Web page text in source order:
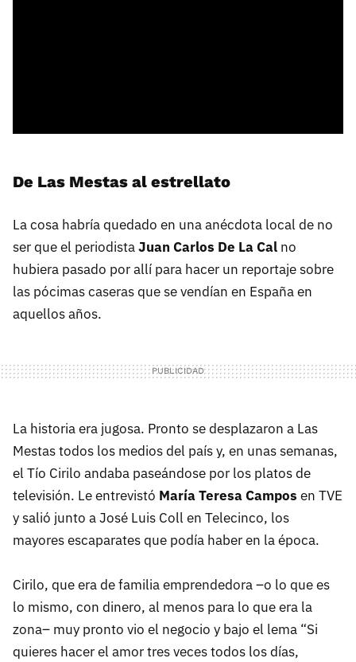
De Las Mestas al estrellato
La cosa habría quedado en una anécdota local de no
ser que el periodistaJuan Carlos De La Cal no
hubiera pasado por allí para hacer un reportaje sobre
las pócimas caseras que se vendían en España en
aquellos años.
La historia era jugosa. Pronto se desplazaron a Las
Mestas todos los medios del país y, en unas semanas,
el Tío Cirilo andaba paseándose por los platos de
televisión. Le entrevistó María Teresa Campos en TVE
y salió junto a José Luis Coll en Telecinco, los
mayores escaparates que podía haber en la época.
Cirilo, que era de familia emprendedora –o lo que es
lo mismo, con dinero, al menos para lo que era la
zona– muy pronto vio el negocio y bajo el lema “Si
quieres hacer el amor tres veces todos los días,